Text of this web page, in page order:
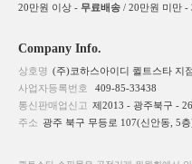
20만원 이상 - 무료배송 / 20만원 미만 -
Company Info.
상호명 (주)코하스아이디 퀼트스타
사업자등록번호
409-85-33438
통신판매업신고 제2013 - 광주북구 -
주소 광주 북구 무등로 107(신안동, 5